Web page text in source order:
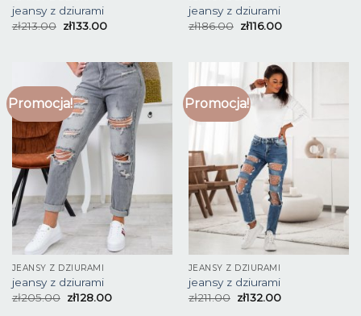
jeansy z dziurami
zł213.00 zł133.00
jeansy z dziurami
zł186.00 zł116.00
Promocja!
JEANSY Z DZIURAMI
jeansy z dziurami
zł205.00 zł128.00
Promocja!
JEANSY Z DZIURAMI
jeansy z dziurami
zł211.00 zł132.00